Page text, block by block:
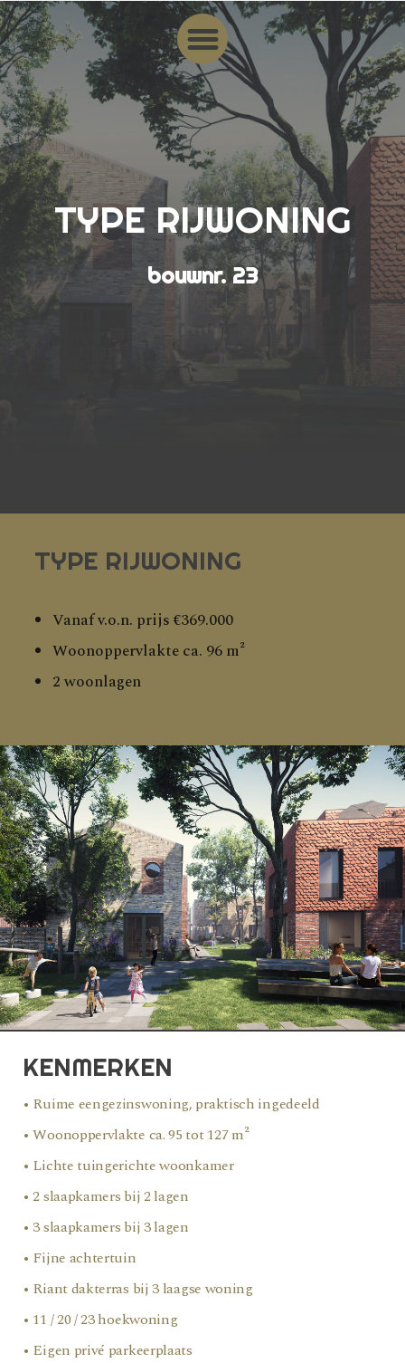
TYPE RIJWONING
bouwnr. 23
TYPE RIJWONING
Vanaf v.o.n. prijs €369.000
Woonoppervlakte ca. 96 m²
2 woonlagen
KENMERKEN
• Ruime eengezinswoning, praktisch ingedeeld
• Woonoppervlakte ca. 95 tot 127 m²
• Lichte tuingerichte woonkamer
• 2 slaapkamers bij 2 lagen
• 3 slaapkamers bij 3 lagen
• Fijne achtertuin
• Riant dakterras bij 3 laagse woning
• 11 / 20 / 23 hoekwoning
• Eigen privé parkeerplaats